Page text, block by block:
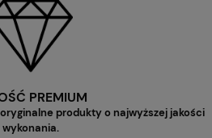
PREMIUM
produkty o najwyższej jakości
wykonania.